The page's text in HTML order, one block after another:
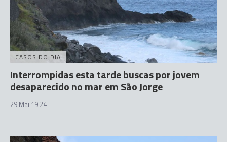
CASOS DO DIA
Interrompidas esta tarde buscas por jovem
desaparecido no mar em São Jorge
29 Mai 19:24